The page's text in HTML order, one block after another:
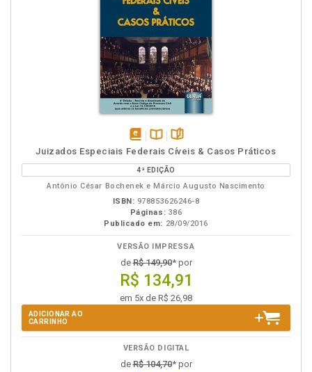
disponível
em
eBook
Disponível
na
B.V.
páginas
Juizados Especiais Federais Cíveis & Casos Práticos
4ª EDIÇÃO
Antônio César Bochenek e Márcio Augusto Nascimento
ISBN: 978853626246-8
Páginas: 386
Publicado em: 28/09/2016
VERSÃO IMPRESSA
deR$ 149,90* por
R$ 134,91
em 5x de R$ 26,98
ADICIONAR AO
CARRINHO
VERSÃO DIGITAL
deR$ 104,70* por